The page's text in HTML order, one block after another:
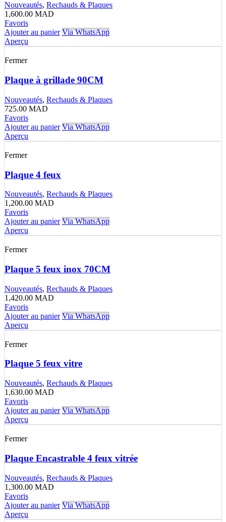
Nouveautés, Rechauds & Plaques
1,600.00 MAD
Favoris
Ajouter au panier Via WhatsApp
Aperçu
Fermer
Plaque à grillade 90CM
Nouveautés, Rechauds & Plaques
725.00 MAD
Favoris
Ajouter au panier Via WhatsApp
Aperçu
Fermer
Plaque 4 feux
Nouveautés, Rechauds & Plaques
1,200.00 MAD
Favoris
Ajouter au panier Via WhatsApp
Aperçu
Fermer
Plaque 5 feux inox 70CM
Nouveautés, Rechauds & Plaques
1,420.00 MAD
Favoris
Ajouter au panier Via WhatsApp
Aperçu
Fermer
Plaque 5 feux vitre
Nouveautés, Rechauds & Plaques
1,630.00 MAD
Favoris
Ajouter au panier Via WhatsApp
Aperçu
Fermer
Plaque Encastrable 4 feux vitrée
Nouveautés, Rechauds & Plaques
1,300.00 MAD
Favoris
Ajouter au panier Via WhatsApp
Aperçu